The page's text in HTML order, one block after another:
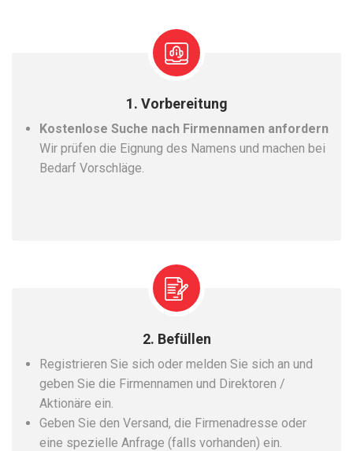
1. Vorbereitung
Kostenlose Suche nach Firmennamen anfordern
Wir prüfen die Eignung des Namens und machen bei
Bedarf Vorschläge.
2. Befüllen
Registrieren Sie sich oder melden Sie sich an und
geben Sie die Firmennamen und Direktoren /
Aktionäre ein.
Geben Sie den Versand, die Firmenadresse oder
eine spezielle Anfrage (falls vorhanden) ein.